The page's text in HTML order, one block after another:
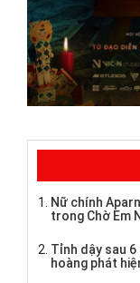
Nữ chính
trong Chờ Em
Tỉnh dậy sau
hoàng phát